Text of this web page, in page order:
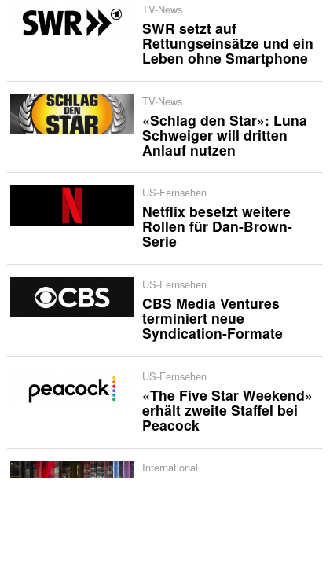
TV-News
SWR setzt auf
Rettungseinsätze und ein
Leben ohne Smartphone
TV-News
«Schlag den Star»: Luna
Schweiger will dritten
Anlauf nutzen
US-Fernsehen
Netflix besetzt weitere
Rollen für Dan-Brown-
Serie
US-Fernsehen
CBS Media Ventures
terminiert neue
Syndication-Formate
US-Fernsehen
«The Five Star Weekend»
erhält zweite Staffel bei
Peacock
International